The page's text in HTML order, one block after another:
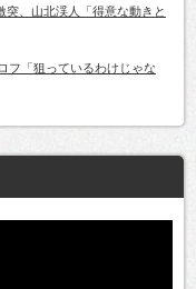
突、山北渓人「得意な動きと
フ「狙っているわけじゃな